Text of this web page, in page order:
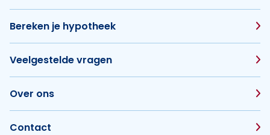
Bereken je hypotheek
Veelgestelde vragen
Over ons
Contact